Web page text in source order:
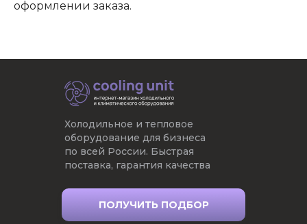
оформлении заказа.
Холодильное и тепловое
оборудование для бизнеса
по всей России. Быстрая
поставка, гарантия качества
ПОЛУЧИТЬ ПОДБОР